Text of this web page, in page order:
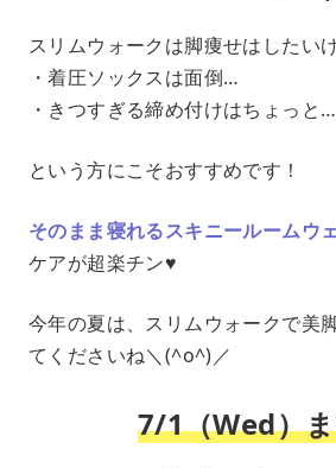
スリムウォークは脚痩せはしたいけ
・着圧ソックスは面倒…
・きつすぎる締め付けはちょっと…
という方にこそおすすめです！
そのまま寝れるスキニールームウ
ケアが超楽チン♥
今年の夏は、スリムウォークで美
てくださいね＼(^o^)／
7/1（Wed）